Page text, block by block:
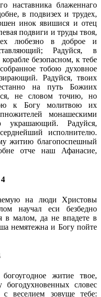
наставника блаженнаго
в подвизех и трудех,
инок явишися и отец
подвиги и труды твоя,
любезно в доброе и
Радуйся, в
безопасном, к тебе
тобою духовное
Радуйся, твоих
на путь Божиих
не словом точию, но
к Богу молитвою их
монашескими
украшающий. Радуйся,
исполнителю.
житию благопоспешный
отче наш Афанасие,
на люди Христовы
научал еси безбедно
в малом, да не впадете в
немятежна и Богу пойте
житие твое,
словес
веселием зовуще тебе: